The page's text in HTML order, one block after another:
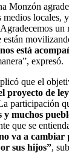
Monzón
locales,
un
están
está
expresó.
que el
proyecto de ley
participación
muchos
que se
va a cambiar
sus hijos”,